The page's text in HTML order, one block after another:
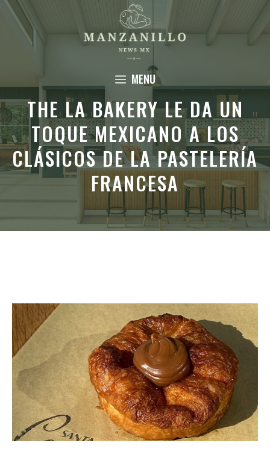
Saltar
contenido
MENU
THE LA BAKERY LE DA UN
TOQUE MEXICANO A LOS
CLÁSICOS DE LA PASTELERÍA
FRANCESA